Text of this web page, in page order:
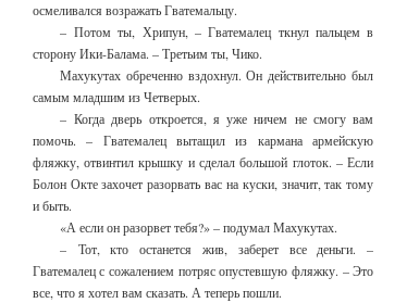
осмеливался возражать Гватемальцу.
– Потом ты, Хрипун, – Гватемалец ткнул пальцем в
сторону Ики-Балама. – Третьим ты, Чико.
Махукутах обреченно вздохнул. Он действительно был
самым младшим из Четверых.
– Когда дверь откроется, я уже ничем не смогу вам
помочь. – Гватемалец вытащил из кармана армейскую
фляжку, отвинтил крышку и сделал большой глоток. – Если
Болон Окте захочет разорвать вас на куски, значит, так тому
и быть.
«А если он разорвет тебя?» – подумал Махукутах.
– Тот, кто останется жив, заберет все деньги. –
Гватемалец с сожалением потряс опустевшую фляжку. – Это
все, что я хотел вам сказать. А теперь пошли.